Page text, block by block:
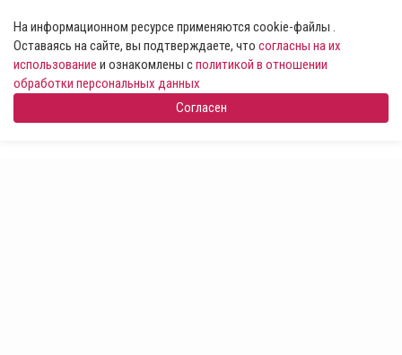
На информационном ресурсе применяются cookie-файлы .
Оставаясь на сайте, вы подтверждаете, что согласны на их
использование и ознакомлены сполитикой в отношении
обработки персональных данных
Согласен